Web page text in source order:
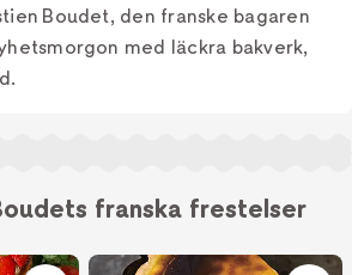
Boudet, den franske bagaren
med läckra bakverk,
franska frestelser